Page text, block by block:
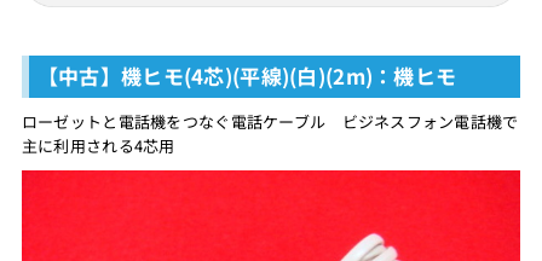
【中古】機ヒモ(4芯)(平線)(白)(2m)：機ヒモ
ローゼットと電話機をつなぐ電話ケーブル ビジネスフォン電話機で
主に利用される4芯用